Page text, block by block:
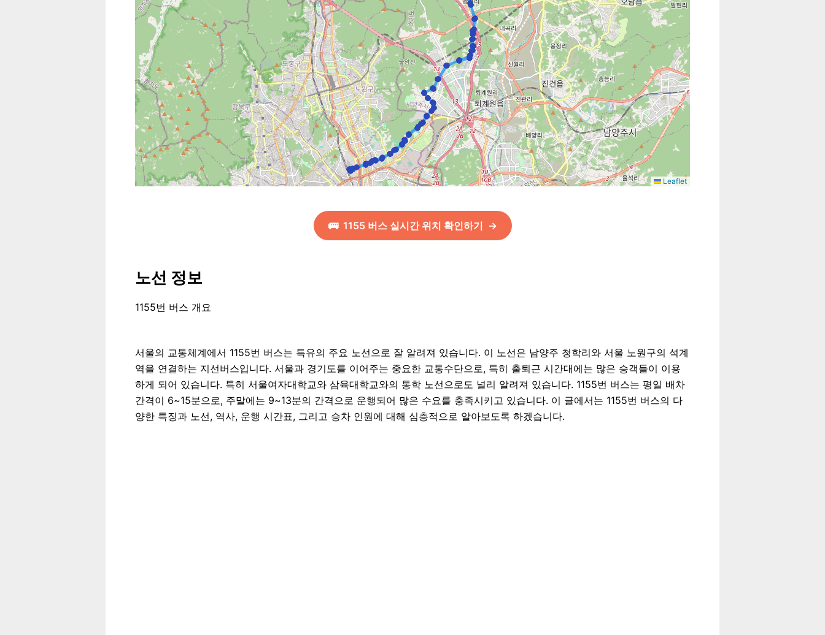
Leaflet
🚌 1155버스 실시간 위치 확인하기 →
노선 정보
1155번 버스 개요
서울의 교통체계에서 1155번 버스는 특유의 주요 노선으로 잘 알려져 있습니다. 이 노선은 남양주 청학리와 서울 노원구의 석계
역을 연결하는 지선버스입니다. 서울과 경기도를 이어주는 중요한 교통수단으로, 특히 출퇴근 시간대에는 많은 승객들이 이용
하게 되어 있습니다. 특히 서울여자대학교와 삼육대학교와의 통학 노선으로도 널리 알려져 있습니다. 1155번 버스는 평일 배차
간격이 6~15분으로, 주말에는 9~13분의 간격으로 운행되어 많은 수요를 충족시키고 있습니다. 이 글에서는 1155번 버스의 다
양한 특징과 노선, 역사, 운행 시간표, 그리고 승차 인원에 대해 심층적으로 알아보도록 하겠습니다.